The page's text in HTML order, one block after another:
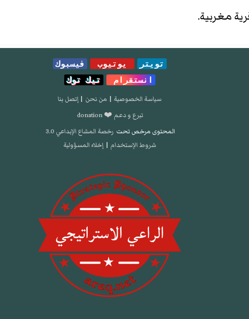
مغربية.
تويتر يوتيوب
فيسبوك
انستقرام
تيك توك
سياسة الخصوصية | من نحن | إتصل بنا
تبرع و دعم ❤️ donation
المحتوى مرخص تحت رخصة المشاع الإبداعي 3.0
شروط الإستخدام | إخلاء المسؤولية